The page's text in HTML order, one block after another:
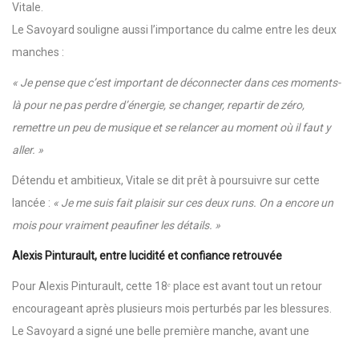
Vitale.
Le Savoyard souligne aussi l’importance du calme entre les deux
manches :
« Je pense que c’est important de déconnecter dans ces moments-
là pour ne pas perdre d’énergie, se changer, repartir de zéro,
remettre un peu de musique et se relancer au moment où il faut y
aller. »
Détendu et ambitieux, Vitale se dit prêt à poursuivre sur cette
lancée : « Je me suis fait plaisir sur ces deux runs. On a encore un
mois pour vraiment peaufiner les détails. »
Alexis Pinturault, entre lucidité et confiance retrouvée
Pour Alexis Pinturault, cette 18ᵉ place est avant tout un retour
encourageant après plusieurs mois perturbés par les blessures.
Le Savoyard a signé une belle première manche, avant une